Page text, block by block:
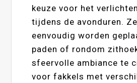
keuze voor het
tijdens de avonduren.
eenvoudig worden
paden of rondom
sfeervolle ambiance te
voor fakkels met